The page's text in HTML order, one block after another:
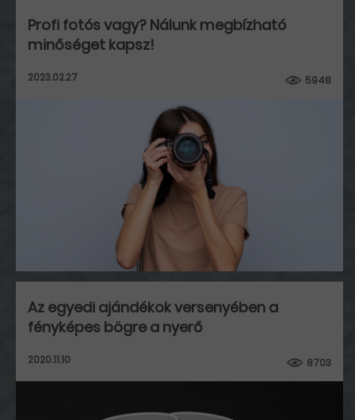
Profi fotós vagy? Nálunk megbízható
minőséget kapsz!
2023.02.27 5948
Az egyedi ajándékok versenyében a
fényképes bögre a nyerő
2020.11.10 8703